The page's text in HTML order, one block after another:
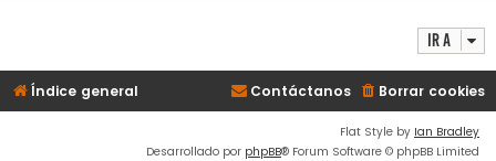
Ir a
Índice general Borrar cookies
Contáctanos
Flat Style by Ian Bradley
Desarrollado por phpBB® Forum Software © phpBB Limited